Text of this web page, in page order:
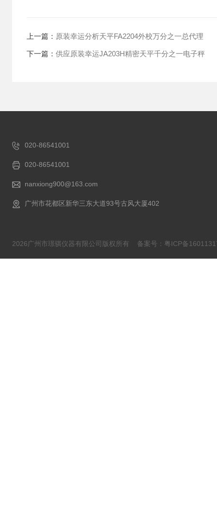
上一篇： 原装幸运分析天平FA2204外校万分之一总代理
下一篇： 供应原装幸运JA203H精密天平千分之一电子秤
020-86541001
020-86541001
nanxiong900@163.com
广州市花都区新华三东大道93号古风大厦402
2026广州市璟骐仪器有限公司版权所有 备案号：粤ICP备